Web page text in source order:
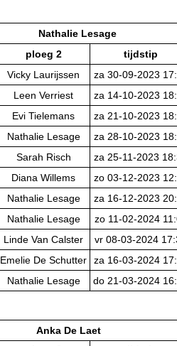
Nathalie Lesage
ploeg 2
tijdstip
Vicky Laurijssen
za 30-09-2023
Leen Verriest
za 14-10-2023
Evi Tielemans
za 21-10-2023
Nathalie Lesage
za 28-10-2023
Sarah Risch
za 25-11-2023
Diana Willems
zo 03-12-2023
Nathalie Lesage
za 16-12-2023
Nathalie Lesage
zo 11-02-2024
Linde Van Calster
vr 08-03-2024
Emelie De Schutter
za 16-03-2024
Nathalie Lesage do 21-03-2024
Anka De Laet